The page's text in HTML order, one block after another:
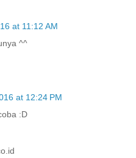
at 11:12 AM
^^
at 12:24 PM
:D